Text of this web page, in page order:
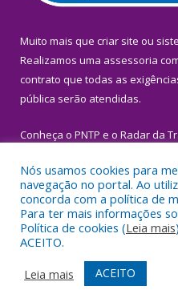
Muito mais que criar site ou
Realizamos uma assessoria
contrato que todas as
pública serão atendidas.
Conheça o PNTP e o Radar da
Todos os direitos reservados
Mapa do Site
Acessar Área
Acessar Webmail
Nós usamos cookies para
navegação no portal. Ao
concorda com a política de
Para ter mais informações
Política de cookies (Leia mais
ACEITO.
Leia mais
ACEITO